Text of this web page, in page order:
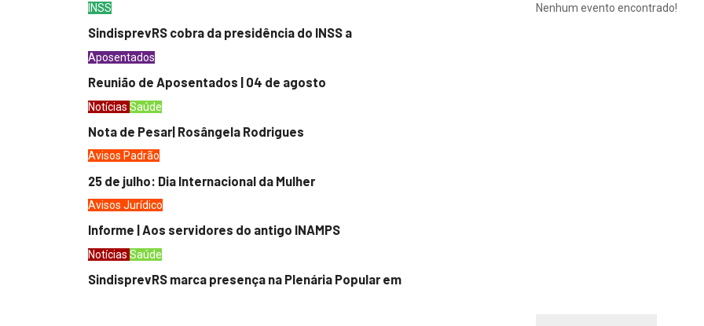
INSS
SindisprevRS cobra da presidência do INSS a
Aposentados
Reunião de Aposentados | 04 de agosto
Notícias Saúde
Nota de Pesar| Rosângela Rodrigues
Avisos Padrão
25 de julho: Dia Internacional da Mulher
Avisos Jurídico
Informe | Aos servidores do antigo INAMPS
Notícias Saúde
SindisprevRS marca presença na Plenária Popular em
Nenhum evento encontrado!